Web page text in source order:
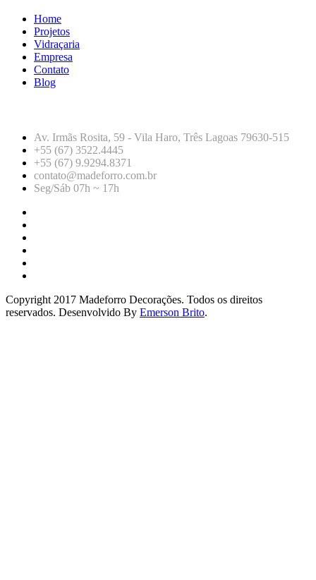
Home
Projetos
Vidraçaria
Empresa
Contato
Blog
Av. Irmãs Rosita, 59 - Vila Haro, Três Lagoas 79630-515
+55 (67) 3522.4445
+55 (67) 9.9294.8371
contato@madeforro.com.br
Seg/Sáb 07h ~ 17h
Copyright 2017 Madeforro Decorações. Todos os direitos
reservados. Desenvolvido By Emerson Brito.